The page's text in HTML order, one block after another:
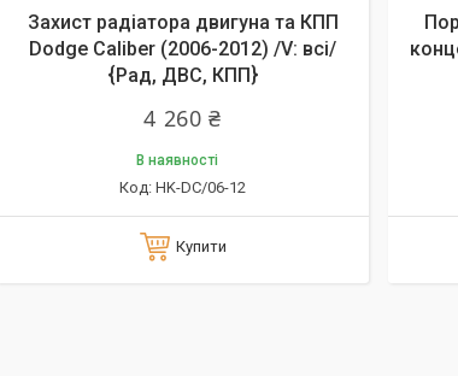
Захист радіатора двигуна та КПП
Dodge Caliber (2006-2012) /V: всі/
{Рад, ДВС, КПП}
4 260 ₴
В наявності
HK-DC/06-12
Купити